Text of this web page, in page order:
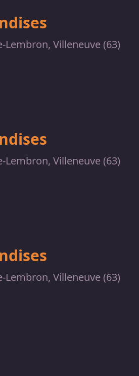
Lembron, Villeneuve (63)
Lembron, Villeneuve (63)
Lembron, Villeneuve (63)